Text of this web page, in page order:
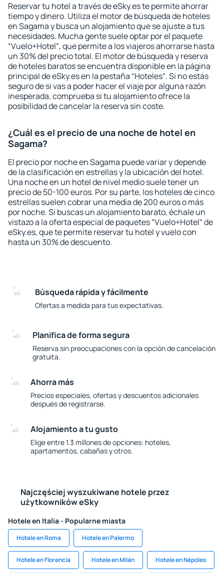
Reservar tu hotel a través de eSky.es te permite ahorrar
tiempo y dinero. Utiliza el motor de búsqueda de hoteles
en Sagama y busca un alojamiento que se ajuste a tus
necesidades. Mucha gente suele optar por el paquete
“Vuelo+Hotel“, que permite a los viajeros ahorrarse hasta
un 30% del precio total. El motor de búsqueda y reserva
de hoteles baratos se encuentra disponible en la página
principal de eSky.es en la pestaña “Hoteles“. Si no estás
seguro de si vas a poder hacer el viaje por alguna razón
inesperada, comprueba si tu alojamiento ofrece la
posibilidad de cancelar la reserva sin coste.
¿Cuál es el precio de una noche de hotel en
Sagama?
El precio por noche en Sagama puede variar y depende
de la clasificación en estrellas y la ubicación del hotel.
Una noche en un hotel de nivel medio suele tener un
precio de 50-100 euros. Por su parte, los hoteles de cinco
estrellas suelen cobrar una media de 200 euros o más
por noche. Si buscas un alojamiento barato, échale un
vistazo a la oferta especial de paquetes “Vuelo+Hotel“ de
eSky.es, que te permite reservar tu hotel y vuelo con
hasta un 30% de descuento.
Búsqueda rápida y fácilmente
Ofertas a medida para tus expectativas.
Planifica de forma segura
Reserva sin preocupaciones con la opción de cancelación
gratuita.
Ahorra más
Precios especiales, ofertas y descuentos adicionales
después de registrarse.
Alojamiento a tu gusto
Elige entre 1.3 millones de opciones: hoteles,
apartamentos, cabañas y otros.
Najczęściej wyszukiwane hotele przez
użytkowników eSky
Hotele en Italia - Popularne miasta
Hotele en Roma Hotele en Palermo
Hotele en Florencia Hotele en Milán Hotele en Nápoles